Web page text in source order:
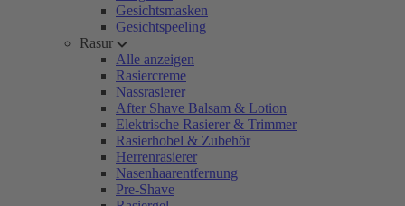
Gesichtsmasken
Gesichtspeeling
Rasur
Alle anzeigen
Rasiercreme
Nassrasierer
After Shave Balsam & Lotion
Elektrische Rasierer & Trimmer
Rasierhobel & Zubehör
Herrenrasierer
Nasenhaarentfernung
Pre-Shave